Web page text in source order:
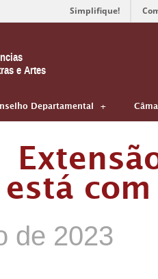
Simplifique!
e Artes
Departamental
de 2023